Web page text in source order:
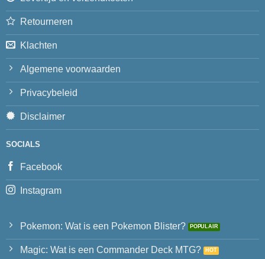
Retourneren
Klachten
Algemene voorwaarden
Privacybeleid
Disclaimer
SOCIALS
Facebook
Instagram
Pokemon: Wat is een Pokemon Blister?
Magic: Wat is een Commander Deck MTG?